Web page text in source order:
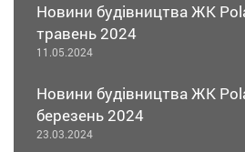
Новини будівництва ЖК
травень 2024
11.05.2024
Новини будівництва ЖК
березень 2024
23.03.2024